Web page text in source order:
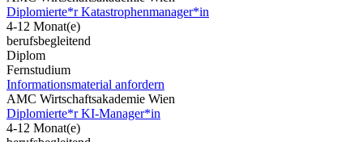
Diplomierte*r Katastrophenmanager*in
4-12 Monat(e)
berufsbegleitend
Diplom
Fernstudium
Informationsmaterial anfordern
AMC Wirtschaftsakademie Wien
Diplomierte*r KI-Manager*in
4-12 Monat(e)